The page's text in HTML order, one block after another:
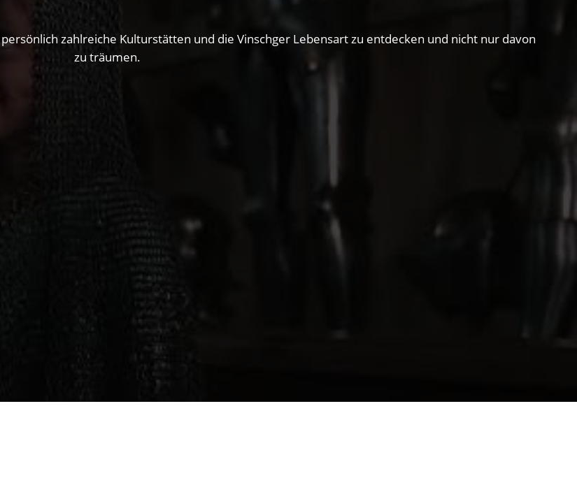
zahlreiche Kulturstätten und die Vinschger Lebensart zu entdecken und nicht nur davon
zu träumen.